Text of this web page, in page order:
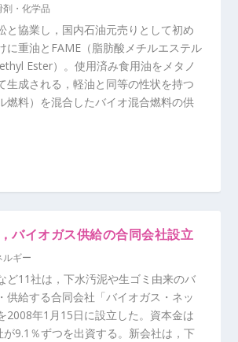
剤・化学品
と協業し，国内石油元売りとして初め
に重油とFAME（脂肪酸メチルエステル
Ester）。使用済み食用油をメタノ
生成される，軽油と同等の性状を持つ
燃料）を混合したバイオ混合燃料の供
バイオガス供給の合同会社設立
ルギー
ど11社は，下水汚泥や生ゴミ由来のバ
供給する合同会社「バイオガス・ネッ
2008年1月15日に設立した。資本金は
9.1％ずつを出資する。新会社は，下